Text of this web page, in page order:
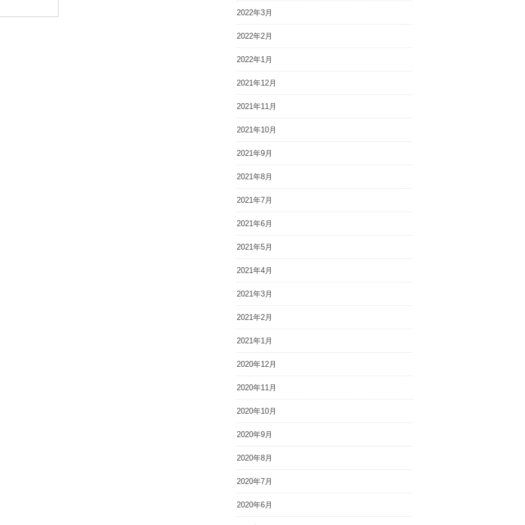
2022年3月
2022年2月
2022年1月
2021年12月
2021年11月
2021年10月
2021年9月
2021年8月
2021年7月
2021年6月
2021年5月
2021年4月
2021年3月
2021年2月
2021年1月
2020年12月
2020年11月
2020年10月
2020年9月
2020年8月
2020年7月
2020年6月